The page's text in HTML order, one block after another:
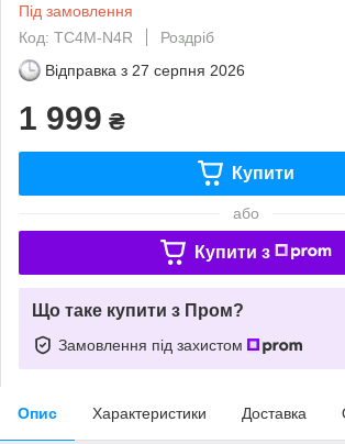
Під замовлення
Код: TC4M-N4R
Роздріб
Відправка з 27 серпня 2026
1 999 ₴
Купити
або
Купити з
Що таке купити з Пром?
Замовлення під захистом
Опис Характеристики Доставка